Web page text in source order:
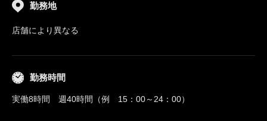
勤務地
店舗により異なる
勤務時間
実働8時間 週40時間（例 15：00～24：00）